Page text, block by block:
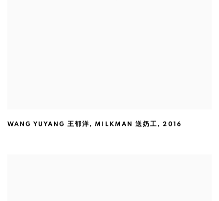
WANG YUYANG 王郁洋 , MILKMAN 送奶工 ,2016